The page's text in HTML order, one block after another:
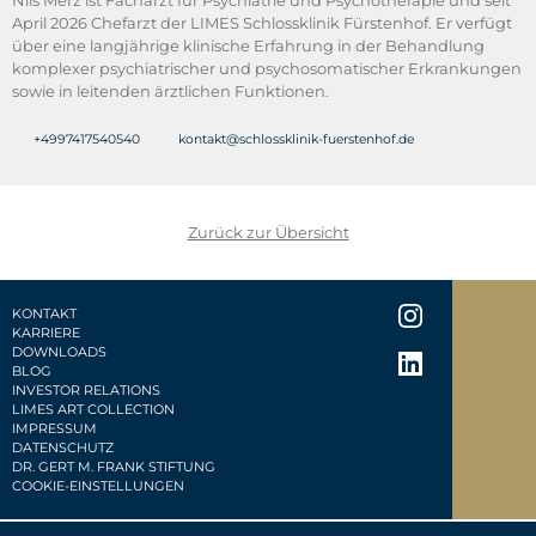
April 2026 Chefarzt der LIMES Schlossklinik Fürstenhof. Er verfügt
über eine langjährige klinische Erfahrung in der Behandlung
komplexer psychiatrischer und psychosomatischer Erkrankungen
sowie in leitenden ärztlichen Funktionen.
+4997417540540 kontakt@schlossklinik-fuerstenhof.de
Zurück zur Übersicht
KONTAKT
KARRIERE
DOWNLOADS
BLOG
INVESTOR RELATIONS
LIMES ART COLLECTION
IMPRESSUM
DATENSCHUTZ
DR. GERT M. FRANK STIFTUNG
COOKIE-EINSTELLUNGEN